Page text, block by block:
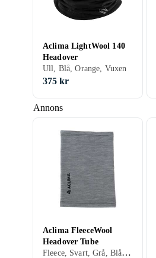
Annons
Aclima LightWool 140
Headover
Ull, Blå, Orange, Vuxen
375 kr
Aclima FleeceWool
Headover Tube
Fleece, Svart, Grå, Blå, Orange, Grön, S, One size, Vuxen